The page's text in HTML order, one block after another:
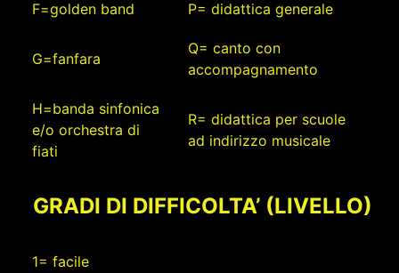
F=golden band P= didattica generale
G=fanfara
Q= canto con
accompagnamento
H=banda sinfonica
e/o orchestra di
fiati
R= didattica per scuole
ad indirizzo musicale
GRADI DI DIFFICOLTA’ (LIVELLO)
1= facile